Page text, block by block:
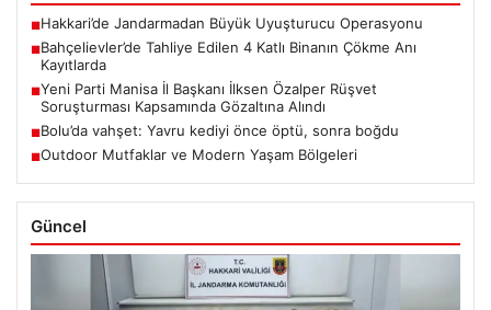
■Hakkari’de Jandarmadan Büyük Uyuşturucu Operasyonu
■Bahçelievler’de Tahliye Edilen 4 Katlı Binanın Çökme Anı
Kayıtlarda
■Yeni Parti Manisa İl Başkanı İlksen Özalper Rüşvet
Soruşturması Kapsamında Gözaltına Alındı
■Bolu’da vahşet: Yavru kediyi önce öptü, sonra boğdu
■Outdoor Mutfaklar ve Modern Yaşam Bölgeleri
Güncel